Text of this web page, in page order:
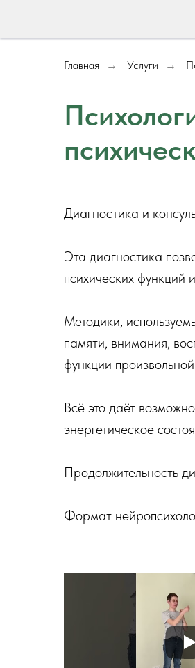
Главная → Услуги →
Диагностика и
Эта диагностика
психических функций
Методики,
памяти, внимания,
функции
Всё это даёт
энергетическое
Продолжительность
Формат